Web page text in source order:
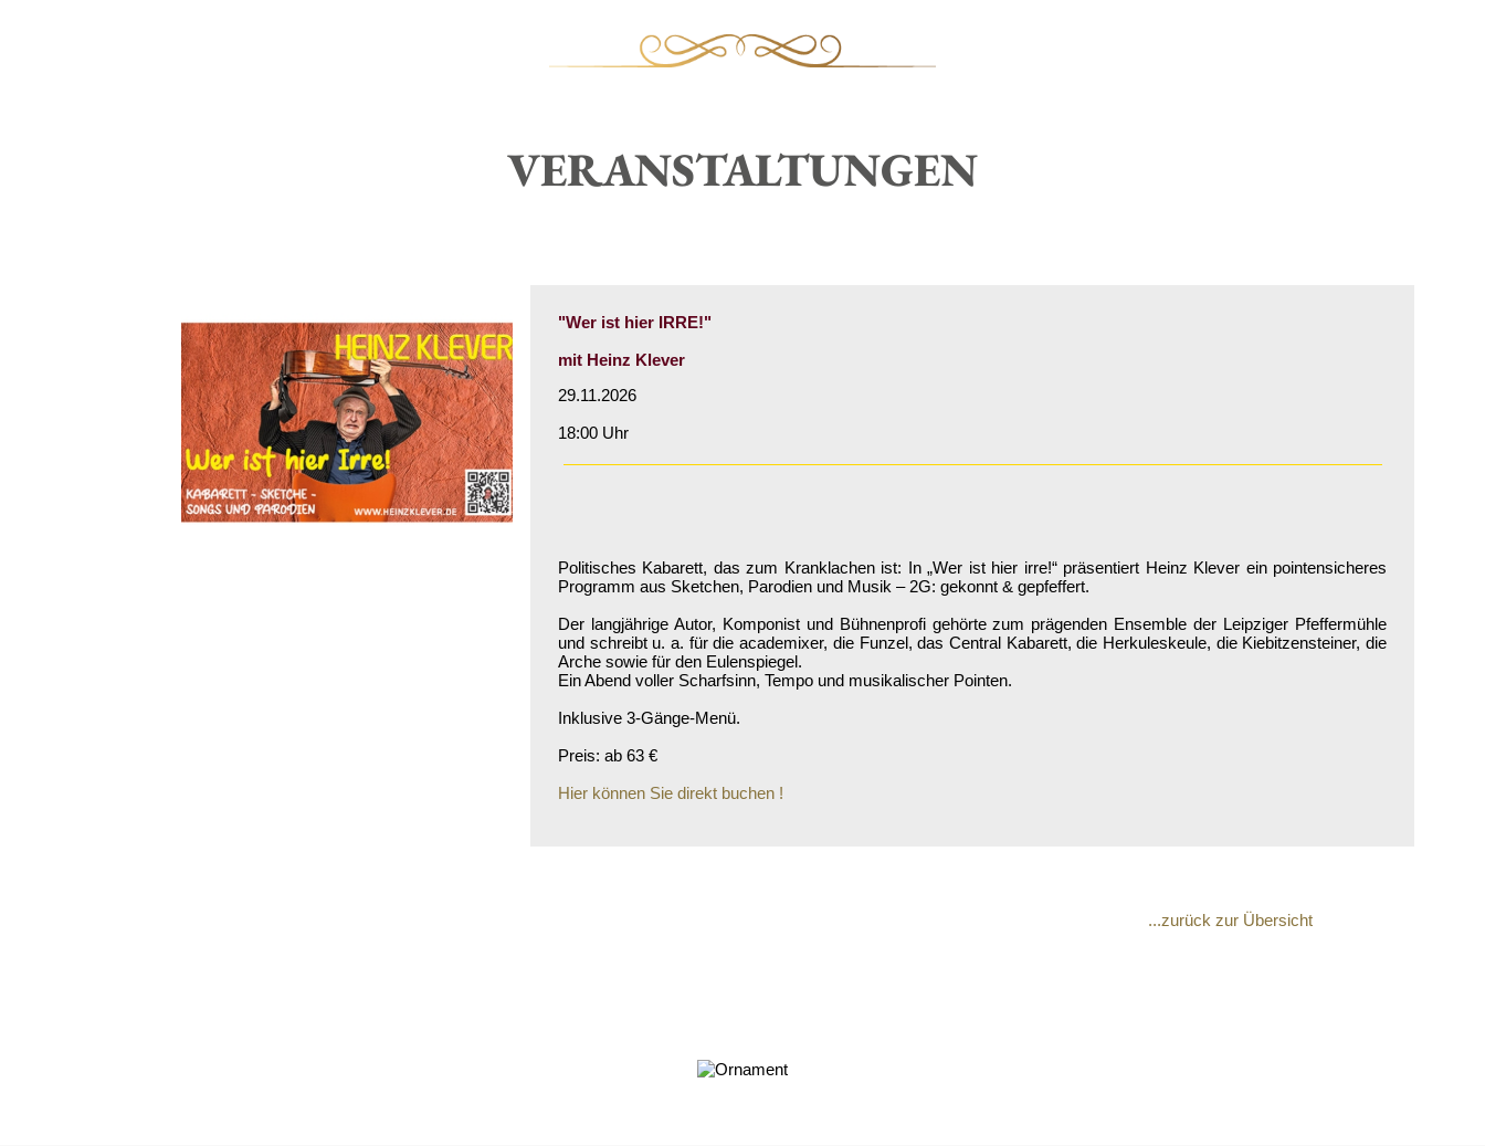
VERANSTALTUNGEN
"Wer ist hier IRRE!"
mit Heinz Klever
29.11.2026
18:00 Uhr
Politisches Kabarett, das zum Kranklachen ist: In „Wer ist hier irre!“ präsentiert Heinz Klever ein pointensicheres
Programm aus Sketchen, Parodien und Musik – 2G: gekonnt & gepfeffert.
Der langjährige Autor, Komponist und Bühnenprofi gehörte zum prägenden Ensemble der Leipziger Pfeffermühle
und schreibt u. a. für die academixer, die Funzel, das Central Kabarett, die Herkuleskeule, die Kiebitzensteiner, die
Arche sowie für den Eulenspiegel.
Ein Abend voller Scharfsinn, Tempo und musikalischer Pointen.
Inklusive 3-Gänge-Menü.
Preis: ab 63 €
Hier können Sie direkt buchen !
...zurück zur Übersicht